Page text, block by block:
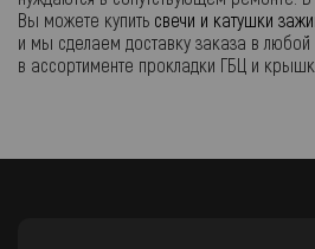
Вы можете купить свечи и катушки
и мы сделаем доставку заказа в
в ассортименте прокладки ГБЦ и